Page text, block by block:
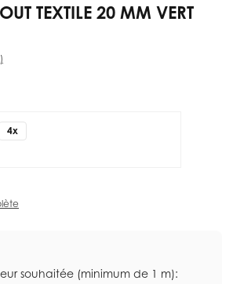
TEXTILE 20 MM VERT
4x
souhaitée (minimum de 1 m):